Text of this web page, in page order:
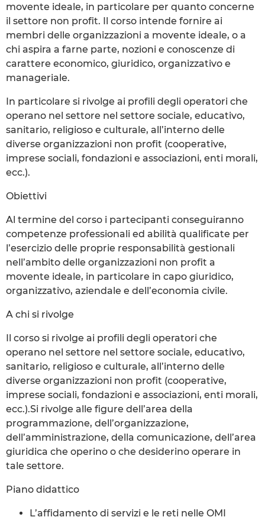
movente ideale, in particolare per quanto concerne
il settore non profit. Il corso intende fornire ai
membri delle organizzazioni a movente ideale, o a
chi aspira a farne parte, nozioni e conoscenze di
carattere economico, giuridico, organizzativo e
manageriale.
In particolare si rivolge ai profili degli operatori che
operano nel settore nel settore sociale, educativo,
sanitario, religioso e culturale, all’interno delle
diverse organizzazioni non profit (cooperative,
imprese sociali, fondazioni e associazioni, enti morali,
ecc.).
Obiettivi
Al termine del corso i partecipanti conseguiranno
competenze professionali ed abilità qualificate per
l’esercizio delle proprie responsabilità gestionali
nell’ambito delle organizzazioni non profit a
movente ideale, in particolare in capo giuridico,
organizzativo, aziendale e dell’economia civile.
A chi si rivolge
Il corso si rivolge ai profili degli operatori che
operano nel settore nel settore sociale, educativo,
sanitario, religioso e culturale, all’interno delle
diverse organizzazioni non profit (cooperative,
imprese sociali, fondazioni e associazioni, enti morali,
ecc.).Si rivolge alle figure dell’area della
programmazione, dell’organizzazione,
dell’amministrazione, della comunicazione, dell’area
giuridica che operino o che desiderino operare in
tale settore.
Piano didattico
L’affidamento di servizi e le reti nelle OMI